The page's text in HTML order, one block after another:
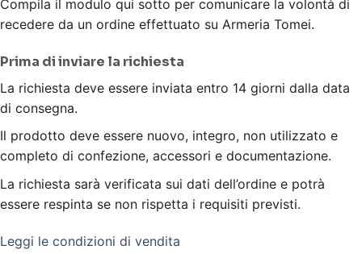
Compila il modulo qui sotto per comunicare la volontà di
recedere da un ordine effettuato su Armeria Tomei.
Prima di inviare la richiesta
La richiesta deve essere inviata entro 14 giorni dalla data
di consegna.
Il prodotto deve essere nuovo, integro, non utilizzato e
completo di confezione, accessori e documentazione.
La richiesta sarà verificata sui dati dell’ordine e potrà
essere respinta se non rispetta i requisiti previsti.
Leggi le condizioni di vendita